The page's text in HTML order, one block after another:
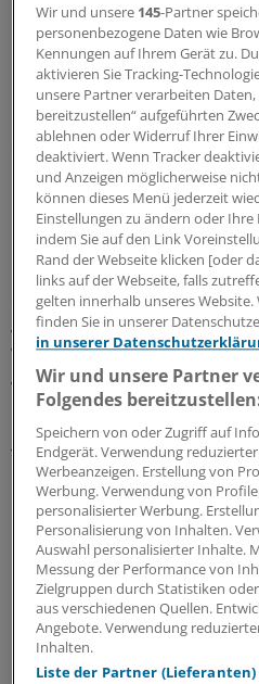
karitative Einrichtungen",
In dieser Woche soll es
Einsatzbesprechungen mit
beteiligten Helfer- Teams
Streßbewältigung von
Rettungsorganisationen
Krisenintervention breiten
Braunhardt.
Bundespräsident Horst
das Kondolenzbuch der
Angehörigen der 15 Opfer
wollte einfach meine
Ausdruck bringen", sagte
unangekündigten Besuch.
Menschen bei einem
Todesopfer gedacht.
Unterdessen gingen die
Unglücksursache weiter,
mögliche Baumängel am
nach Informationen des
mehreren Bruchstellen des
Leimverbindungen
möglicherweise zum
Wir und unsere 145-Partner
personenbezogene Daten wie
Kennungen auf Ihrem Gerät zu.
aktivieren Sie Tracking-
unsere Partner verarbeiten
bereitzustellen“ aufgeführten
ablehnen oder Widerruf Ihrer
deaktiviert. Wenn Tracker
und Anzeigen möglicherweise
können dieses Menü jederzeit
Einstellungen zu ändern oder
indem Sie auf den Link
Rand der Webseite klicken [oder
links auf der Webseite, falls
gelten innerhalb unseres
finden Sie in unserer
in unserer
Wir und unsere Partner
Folgendes
Speichern von oder Zugriff auf
Endgerät. Verwendung
Werbeanzeigen. Erstellung von
Werbung. Verwendung von
personalisierter Werbung.
Personalisierung von Inhalten.
Auswahl personalisierter Inhalte.
Messung der Performance von
Zielgruppen durch Statistiken
aus verschiedenen Quellen.
Angebote. Verwendung
Inhalten.
Liste der Partner (Lieferanten)